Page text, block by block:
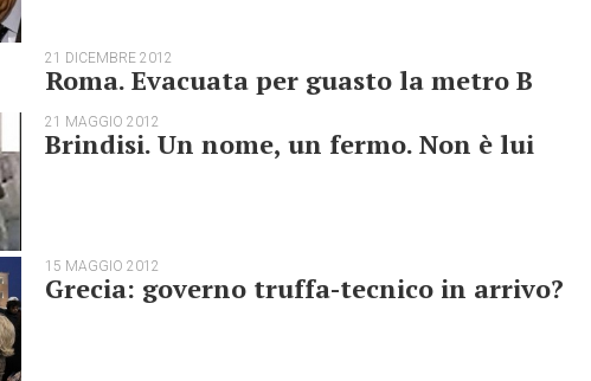
21 DICEMBRE 2012
Roma. Evacuata per guasto la metro B
21 MAGGIO 2012
Brindisi. Un nome, un fermo. Non è lui
15 MAGGIO 2012
Grecia: governo truffa-tecnico in arrivo?